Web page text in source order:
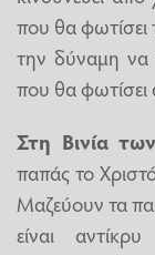
που θα φωτίσει
την δύναμη να
που θα
Στη Βινία
παπάς το
Μαζεύουν τα
είναι